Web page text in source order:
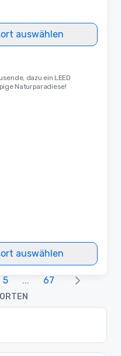
auswählen
dazu ein LEED
Naturparadiese!
auswählen
5 ... 67